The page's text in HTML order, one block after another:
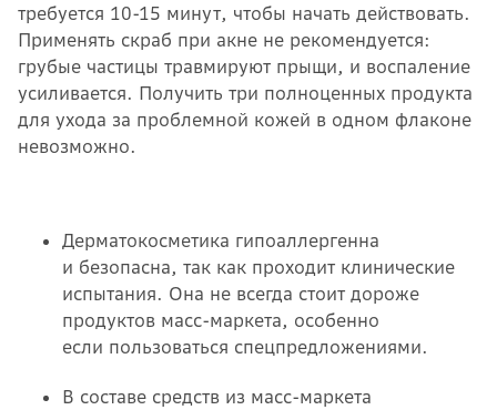
требуется 10-15 минут, чтобы начать действовать.
Применять скраб при акне не рекомендуется:
грубые частицы травмируют прыщи, и воспаление
усиливается. Получить три полноценных продукта
для ухода за проблемной кожей в одном флаконе
невозможно.
Дерматокосметика гипоаллергенна
и безопасна, так как проходит клинические
испытания. Она не всегда стоит дороже
продуктов масс-маркета, особенно
если пользоваться спецпредложениями.
В составе средств из масс-маркета